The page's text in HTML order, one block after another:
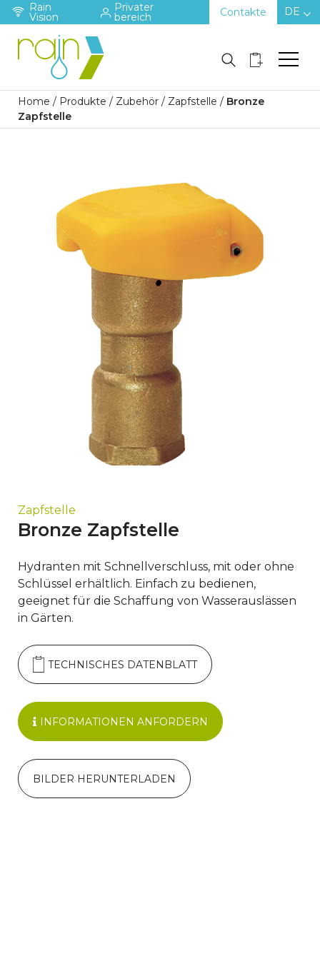
Rain
Vision
Privater
bereich Contakte DE
Home / Produkte / Zubehör / Zapfstelle / Bronze
Zapfstelle
Zapfstelle
Bronze Zapfstelle
Hydranten mit Schnellverschluss, mit oder ohne
Schlüssel erhältlich. Einfach zu bedienen,
geeignet für die Schaffung von Wasserauslässen
in Gärten.
TECHNISCHES DATENBLATT
INFORMATIONEN ANFORDERN
BILDER HERUNTERLADEN